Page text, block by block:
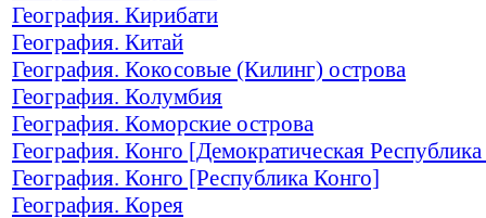
География. Кирибати
География. Китай
География. Кокосовые (Килинг) острова
География. Колумбия
География. Коморские острова
География. Конго [Демократическая
География. Конго [Республика Конго]
География. Корея